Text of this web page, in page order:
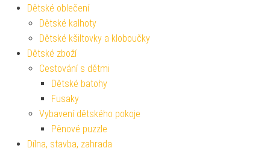
Dětské oblečení
Dětské kalhoty
Dětské kšiltovky a kloboučky
Dětské zboží
Cestování s dětmi
Dětské batohy
Fusaky
Vybavení dětského pokoje
Pěnové puzzle
Dílna, stavba, zahrada